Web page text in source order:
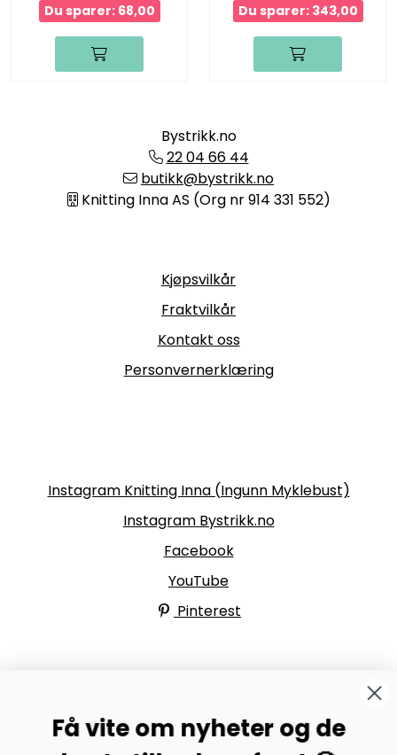
Du sparer: 68,00 Du sparer: 343,00
Bystrikk.no
22 04 66 44
butikk@bystrikk.no
Knitting Inna AS (Org nr 914 331 552)
Kjøpsvilkår
Fraktvilkår
Kontakt oss
Personvernerklæring
Instagram Knitting Inna (Ingunn Myklebust)
Instagram Bystrikk.no
Facebook
YouTube
Pinterest
Bli medlem av Bystrikk-forumet vårt på Facebook og
Få vite om nyheter og de